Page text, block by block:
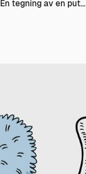
En tegning av en put…